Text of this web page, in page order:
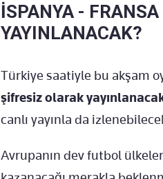
İSPANYA -
YAYINLANACAK?
Türkiye saatiyle bu akşam
şifresiz olarak
canlı yayınla da
Avrupanın dev futbol